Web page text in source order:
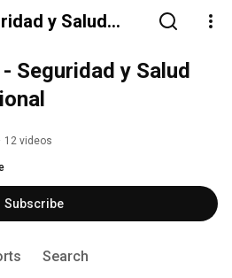
y Salud
Seguridad y Salud
12 videos
Subscribe
Search